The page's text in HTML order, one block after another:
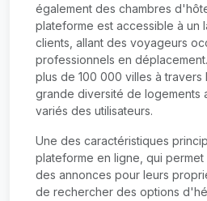
également des chambres
plateforme est accessible à un
clients, allant des voyageurs
professionnels en
plus de 100 000 villes à travers
grande diversité de logements
variés des utilisateurs.
Une des caractéristiques
plateforme en ligne, qui
des annonces pour leurs
de rechercher des options